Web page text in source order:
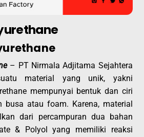
– PT Nirmala Adjitama Sejahtera
material yang unik, yakni
mempunyai bentuk dan ciri
busa atau foam. Karena, material
dari percampuran dua bahan
& Polyol yang memiliki reaksi